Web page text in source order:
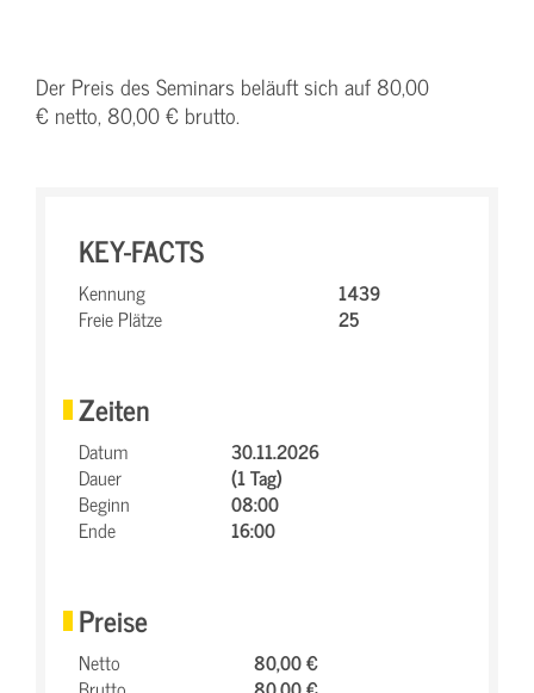
Der Preis des Seminars beläuft sich auf 80,00
€ netto, 80,00 € brutto.
KEY-FACTS
Kennung
1439
Freie Plätze
25
Zeiten
Datum
30.11.2026
Dauer
(1 Tag)
Beginn
08:00
Ende
16:00
Preise
Netto
80,00 €